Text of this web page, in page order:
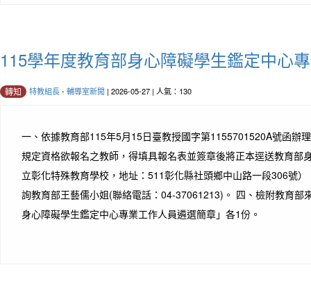
115學年度教育部身心障礙學生鑑定中心
轉知 特教組長- 輔導室新聞 | 2026-05-27 | 人氣：130
一、依據教育部115年5月15日臺教授國字第1155701520A號函辦
規定資格欲報名之教師，得填具報名表並簽章後將正本逕送教育部
立彰化特殊教育學校，地址：511彰化縣社頭鄉中山路一段306號
詢教育部王藝儒小姐(聯絡電話：04-37061213)。 四、檢附教育部
身心障礙學生鑑定中心專業工作人員遴選簡章」各1份。